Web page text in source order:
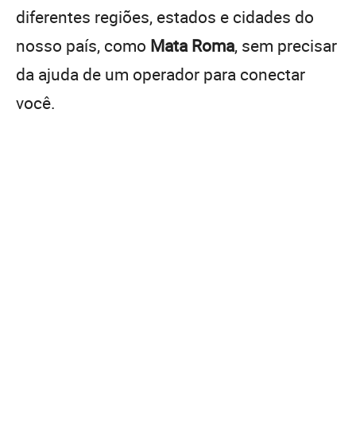
diferentes regiões, estados e cidades do
nosso país, como Mata Roma, sem precisar
da ajuda de um operador para conectar
você.